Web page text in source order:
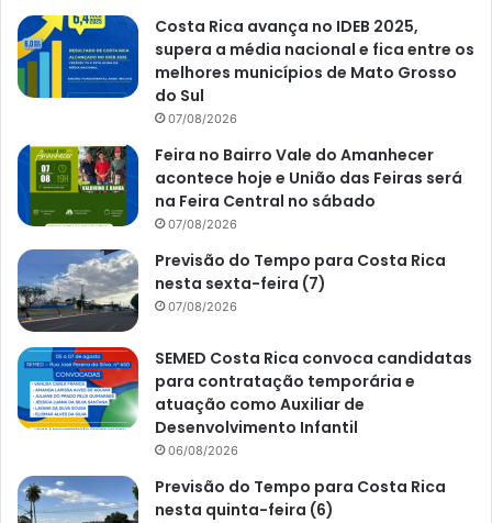
Costa Rica avança no IDEB 2025,
supera a média nacional e fica entre os
melhores municípios de Mato Grosso
do Sul
07/08/2026
Feira no Bairro Vale do Amanhecer
acontece hoje e União das Feiras será
na Feira Central no sábado
07/08/2026
Previsão do Tempo para Costa Rica
nesta sexta-feira (7)
07/08/2026
SEMED Costa Rica convoca candidatas
para contratação temporária e
atuação como Auxiliar de
Desenvolvimento Infantil
06/08/2026
Previsão do Tempo para Costa Rica
nesta quinta-feira (6)